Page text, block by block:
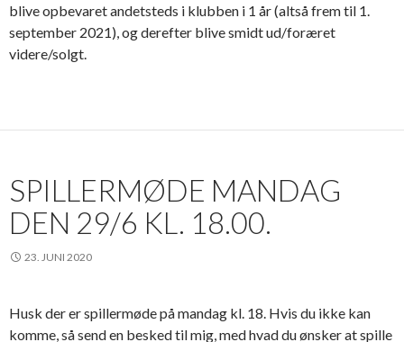
blive opbevaret andetsteds i klubben i 1 år (altså frem til 1.
september 2021), og derefter blive smidt ud/foræret
videre/solgt.
SPILLERMØDE MANDAG
DEN 29/6 KL. 18.00.
23. JUNI 2020
Husk der er spillermøde på mandag kl. 18. Hvis du ikke kan
komme, så send en besked til mig, med hvad du ønsker at spille